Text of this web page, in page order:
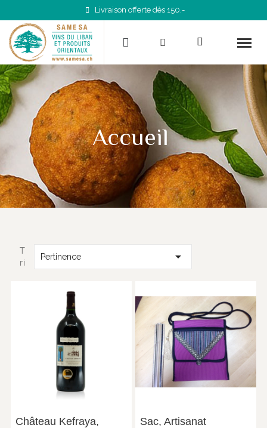
Livraison offerte dès 150.-
Accueil
T
ri
Pertinence 
Château Kefraya,
Sac, Artisanat